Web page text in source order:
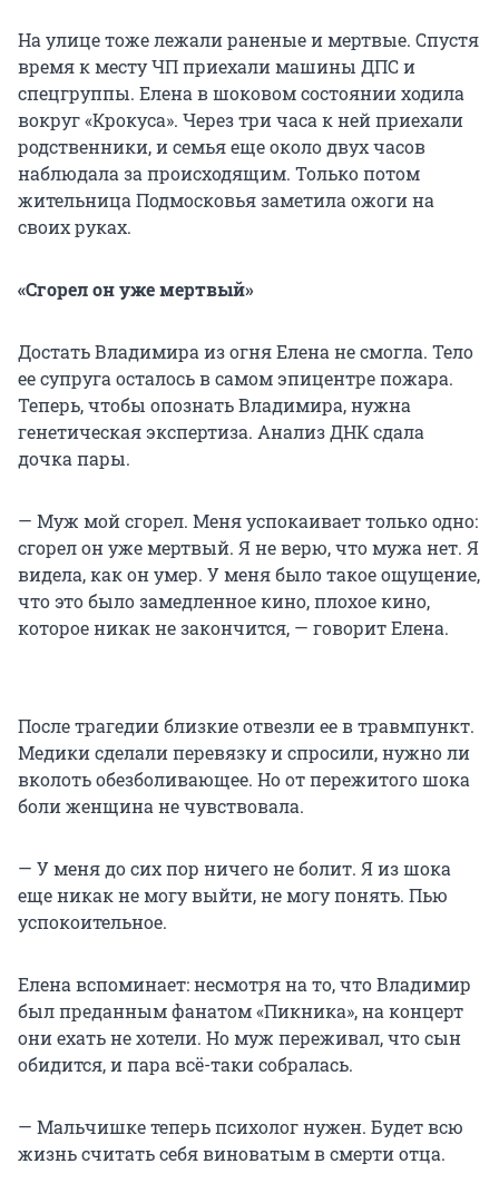
На улице тоже лежали раненые и мертвые. Спустя
время к месту ЧП приехали машины ДПС и
спецгруппы. Елена в шоковом состоянии ходила
вокруг «Крокуса». Через три часа к ней приехали
родственники, и семья еще около двух часов
наблюдала за происходящим. Только потом
жительница Подмосковья заметила ожоги на
своих руках.
«Сгорел он уже мертвый»
Достать Владимира из огня Елена не смогла. Тело
ее супруга осталось в самом эпицентре пожара.
Теперь, чтобы опознать Владимира, нужна
генетическая экспертиза. Анализ ДНК сдала
дочка пары.
— Муж мой сгорел. Меня успокаивает только одно:
сгорел он уже мертвый. Я не верю, что мужа нет. Я
видела, как он умер. У меня было такое ощущение,
что это было замедленное кино, плохое кино,
которое никак не закончится, — говорит Елена.
После трагедии близкие отвезли ее в травмпункт.
Медики сделали перевязку и спросили, нужно ли
вколоть обезболивающее. Но от пережитого шока
боли женщина не чувствовала.
— У меня до сих пор ничего не болит. Я из шока
еще никак не могу выйти, не могу понять. Пью
успокоительное.
Елена вспоминает: несмотря на то, что Владимир
был преданным фанатом «Пикника», на концерт
они ехать не хотели. Но муж переживал, что сын
обидится, и пара всё-таки собралась.
— Мальчишке теперь психолог нужен. Будет всю
жизнь считать себя виноватым в смерти отца.